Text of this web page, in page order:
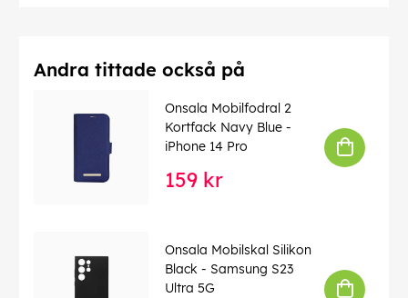
Andra tittade också på
Onsala Mobilfodral 2
Kortfack Navy Blue -
iPhone 14 Pro
159 kr
Onsala Mobilskal Silikon
Black - Samsung S23
Ultra 5G